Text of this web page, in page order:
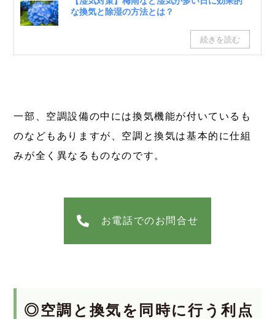
な換気と除湿の方法とは？
一部、空調設備の中には換気機能が付いているも
のなどもありますが、空調と換気は基本的に仕組
みが全く異なるものなのです。
お電話でのお問合せ
◎空調と換気を同時に行う利点